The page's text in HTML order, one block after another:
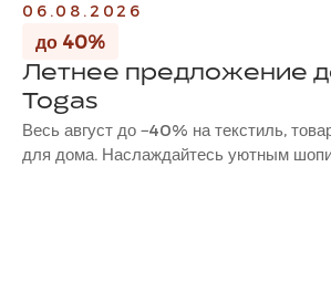
06.08.2026
до 40%
Летнее предложение
Togas
Весь август до −40% на текстиль,
для дома. Наслаждайтесь уютным